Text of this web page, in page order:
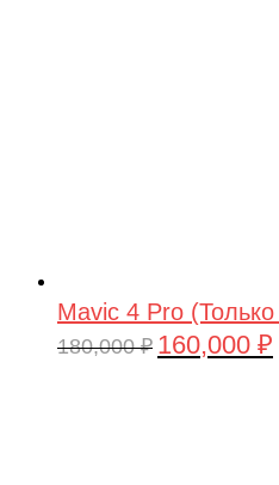
Mavic 4 Pro
180,000₽ 160,000 ₽